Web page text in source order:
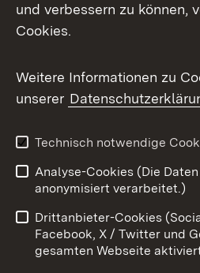
Facebook
X / Twitter
Youtube
Impressum
Barrierefreiheit
Cookies
und verbessern zu können,
Cookies.
Weitere Informationen zu
unserer
Technisch notwendige
Analyse-Cookies (Die
anonymisiert verarbeitet.)
Drittanbieter-Cookies
Facebook, X / Twitter und
gesamten Webseite